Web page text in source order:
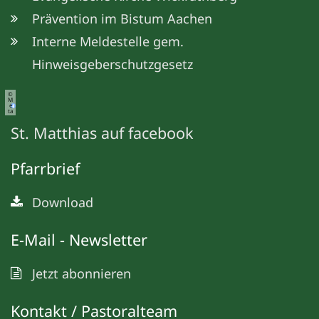
Prävention im Bistum Aachen
Interne Meldestelle gem.
Hinweisgeberschutzgesetz
©
M
e
ta
St. Matthias auf facebook
Pfarrbrief
Download
E-Mail - Newsletter
Jetzt abonnieren
Kontakt / Pastoralteam